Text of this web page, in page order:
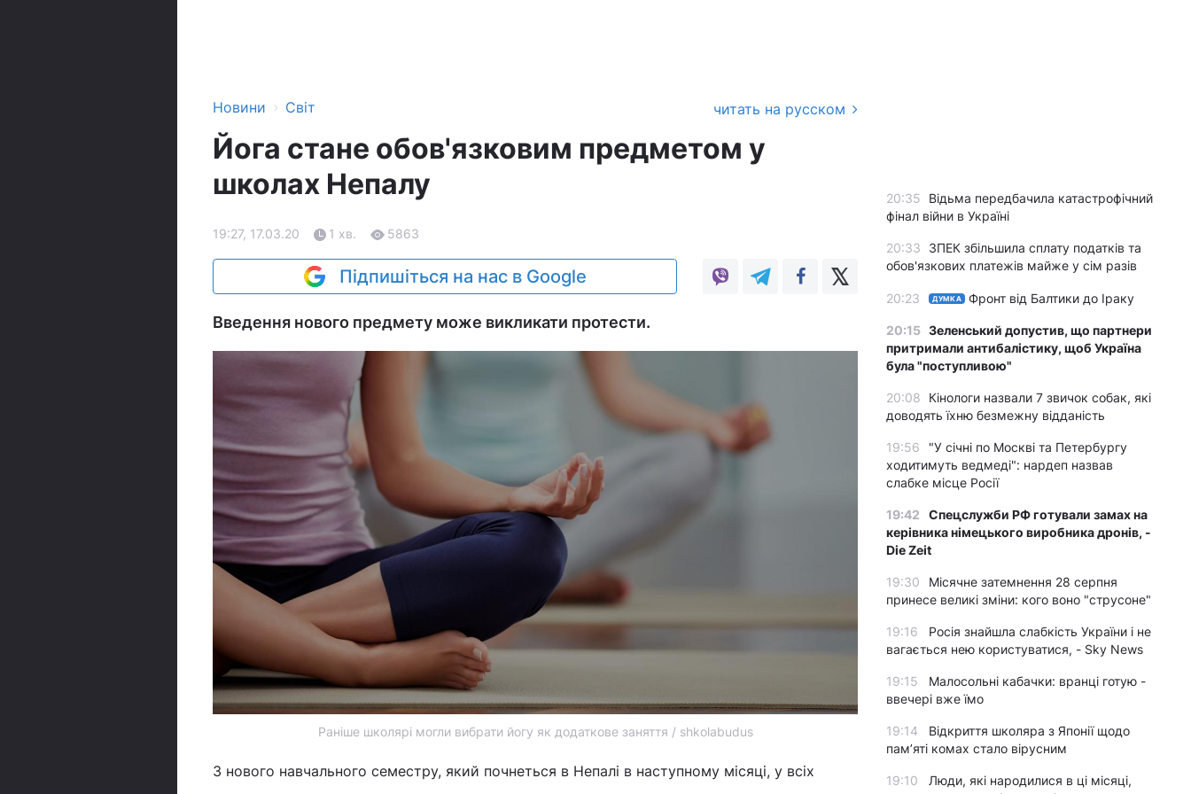
Новини › Світ читать на русском
Йога стане обов'язковим предметом у
школах Непалу
19:27, 17.03.20 1 хв. 5863
Підпишіться на нас в Google
Введення нового предмету може викликати протести.
Раніше школярі могли вибрати йогу як додаткове заняття / shkolabudus
З нового навчального семестру, який почнеться в Непалі в наступному місяці, у всіх
20:35
Відьма передбачила катастрофічний
фінал війни в Україні
20:33
ЗПЕК збільшила сплату податків та
обов'язкових платежів майже у сім разів
20:23 ДУМКА Фронт від Балтики до Іраку
20:15 Зеленський допустив, що партнери
притримали антибалістику, щоб Україна
була "поступливою"
20:08
Кінологи назвали 7 звичок собак, які
доводять їхню безмежну відданість
19:56
"У січні по Москві та Петербургу
ходитимуть ведмеді": нардеп назвав
слабке місце Росії
19:42
Спецслужби РФ готували замах на
керівника німецького виробника дронів, -
Die Zeit
19:30
Місячне затемнення 28 серпня
принесе великі зміни: кого воно "струсоне"
19:16
Росія знайшла слабкість України і не
вагається нею користуватися, - Sky News
19:15
Малосольні кабачки: вранці готую -
ввечері вже їмо
19:14
Відкриття школяра з Японії щодо
пам’яті комах стало вірусним
19:10
Люди, які народилися в ці місяці,